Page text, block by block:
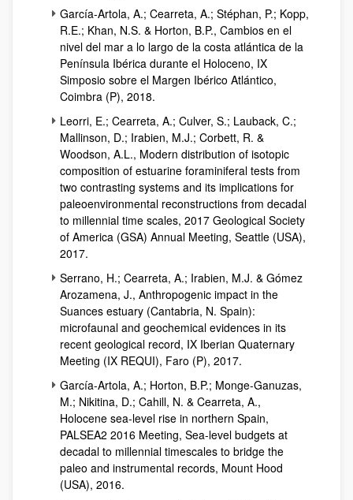
García-Artola, A.; Cearreta, A.; Stéphan, P.; Kopp,
R.E.; Khan, N.S. & Horton, B.P., Cambios en el
nivel del mar a lo largo de la costa atlántica de la
Península Ibérica durante el Holoceno, IX
Simposio sobre el Margen Ibérico Atlántico,
Coimbra (P), 2018.
Leorri, E.; Cearreta, A.; Culver, S.; Lauback, C.;
Mallinson, D.; Irabien, M.J.; Corbett, R. &
Woodson, A.L., Modern distribution of isotopic
composition of estuarine foraminiferal tests from
two contrasting systems and its implications for
paleoenvironmental reconstructions from decadal
to millennial time scales, 2017 Geological Society
of America (GSA) Annual Meeting, Seattle (USA),
2017.
Serrano, H.; Cearreta, A.; Irabien, M.J. & Gómez
Arozamena, J., Anthropogenic impact in the
Suances estuary (Cantabria, N. Spain):
microfaunal and geochemical evidences in its
recent geological record, IX Iberian Quaternary
Meeting (IX REQUI), Faro (P), 2017.
García-Artola, A.; Horton, B.P.; Monge-Ganuzas,
M.; Nikitina, D.; Cahill, N. & Cearreta, A.,
Holocene sea-level rise in northern Spain,
PALSEA2 2016 Meeting, Sea-level budgets at
decadal to millennial timescales to bridge the
paleo and instrumental records, Mount Hood
(USA), 2016.